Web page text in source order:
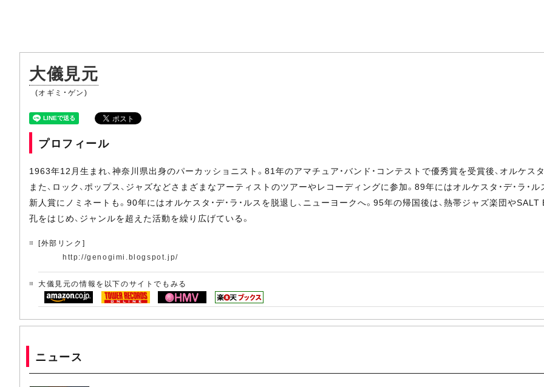
大儀見元
(オギミ・ゲン)
プロフィール
1963年12月生まれ、神奈川県出身のパーカッショニスト。81年のアマチュア・バンド・コンテストで優秀賞を受賞後、オルケスタ
また、ロック、ポップス、ジャズなどさまざまなアーティストのツアーやレコーディングに参加。89年にはオルケスタ・デ・ラ
新人賞にノミネートも。90年にはオルケスタ・デ・ラ・ルスを脱退し、ニューヨークへ。95年の帰国後は、熱帯ジャズ楽団や
孔をはじめ、ジャンルを超えた活動を繰り広げている。
[外部リンク]
http://genogimi.blogspot.jp/
大儀見元の情報を以下のサイトでもみる
ニュース